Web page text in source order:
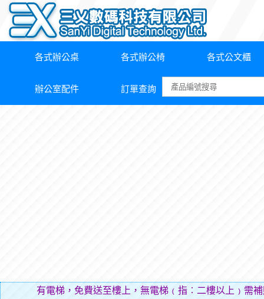
各式辦公桌 各式辦公椅 各式公文櫃
辦公室配件 訂單查詢
有電梯，免費送至樓上，無電梯﹙指︰二樓以上﹚需